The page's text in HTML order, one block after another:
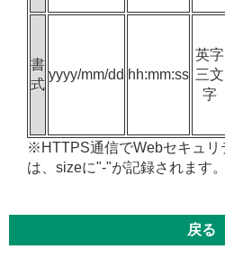
書
式
yyyy/mm/dd hh:mm:ss
英字
三文
字
※HTTPS通信でWebセキュリ
は、sizeに"-"が記録されます。
戻る